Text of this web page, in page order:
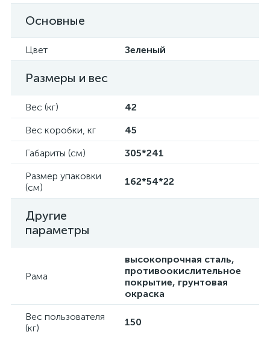
Основные
Цвет Зеленый
Размеры и вес
Вес (кг)
42
Вес коробки, кг
45
Габариты (см)
305*241
Размер упаковки
(см)
162*54*22
Другие
параметры
Рама
высокопрочная сталь,
противоокислительное
покрытие, грунтовая
окраска
Вес пользователя
(кг)
150